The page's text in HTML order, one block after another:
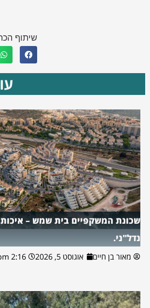
שיתוף
שכונת המשקפיים בית שמש – איכות,
נדל"ני.
מאור בן חיים אוגוסט 5, 2026 2:16 pm